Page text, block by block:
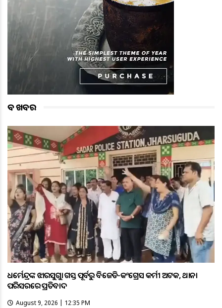
ବଡ ଖବର
ଧର୍ମେନ୍ଦ୍ରଙ୍କ ଝାରସୁଗୁଡ଼ା ଗସ୍ତ ପୂର୍ବରୁ ବିଜେଡି-କଂଗ୍ରେସ କର୍ମୀ ଅଟକ, ଥାନା
ପରିସରରେ ପ୍ରତିବାଦ
August 9, 2026 | 12:35 PM